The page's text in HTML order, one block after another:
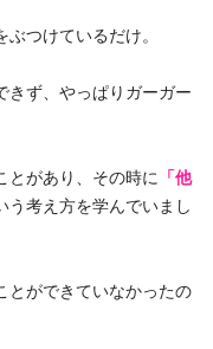
つけているだけ。
きず、やっぱりガーガー
とがあり、その時に
「他
う考え方を学んでいまし
とができていなかったの